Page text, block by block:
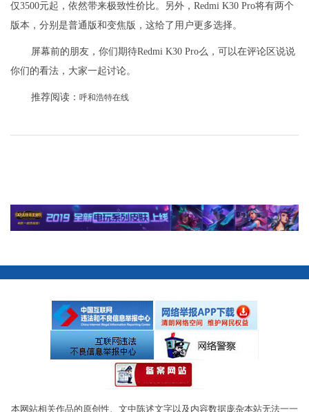
仅3500元起，依然带来极致性价比。另外，Redmi K30 Pro将有两个
版本，分别是普通版和变焦版，这给了用户更多选择。
屏幕前的朋友，你们期待Redmi K30 Pro么，可以在评论区说说
你们的看法，大家一起讨论。
推荐阅读： 呼和浩特在线
本网站相关作品的原创性、文中陈述文字以及内容数据庞杂本站无法一一